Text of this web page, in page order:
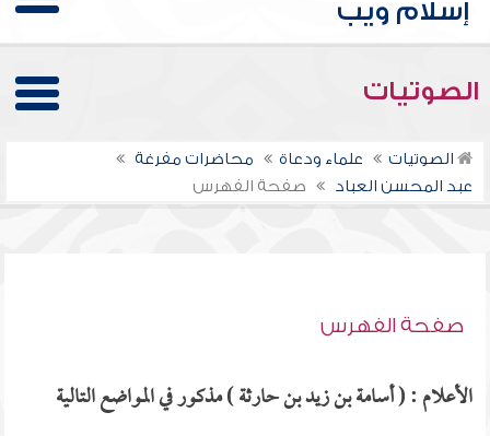
الصوتيات
الصوتيات علماء ودعاة
محاضرات مفرغة
عبد المحسن العباد
صفحة الفهرس
صفحة الفهرس
الأعلام : ( أسامة بن زيد بن حارثة ) مذكور في المواضع التالية